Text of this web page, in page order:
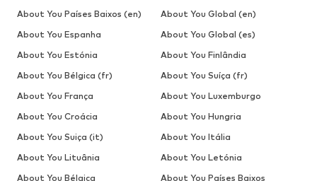
About You Países Baixos (en)
About You Global (en)
About You Espanha
About You Global (es)
About You Estónia
About You Finlândia
About You Bélgica (fr)
About You Suíça (fr)
About You França
About You Luxemburgo
About You Croácia
About You Hungria
About You Suiça (it)
About You Itália
About You Lituânia
About You Letónia
About You Bélgica
About You Países Baixos